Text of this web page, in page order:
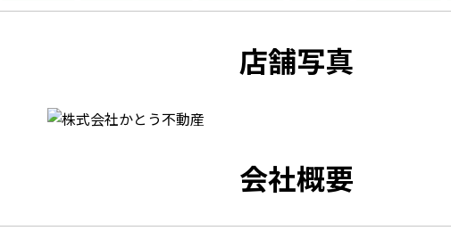
店舗写真
会社概要